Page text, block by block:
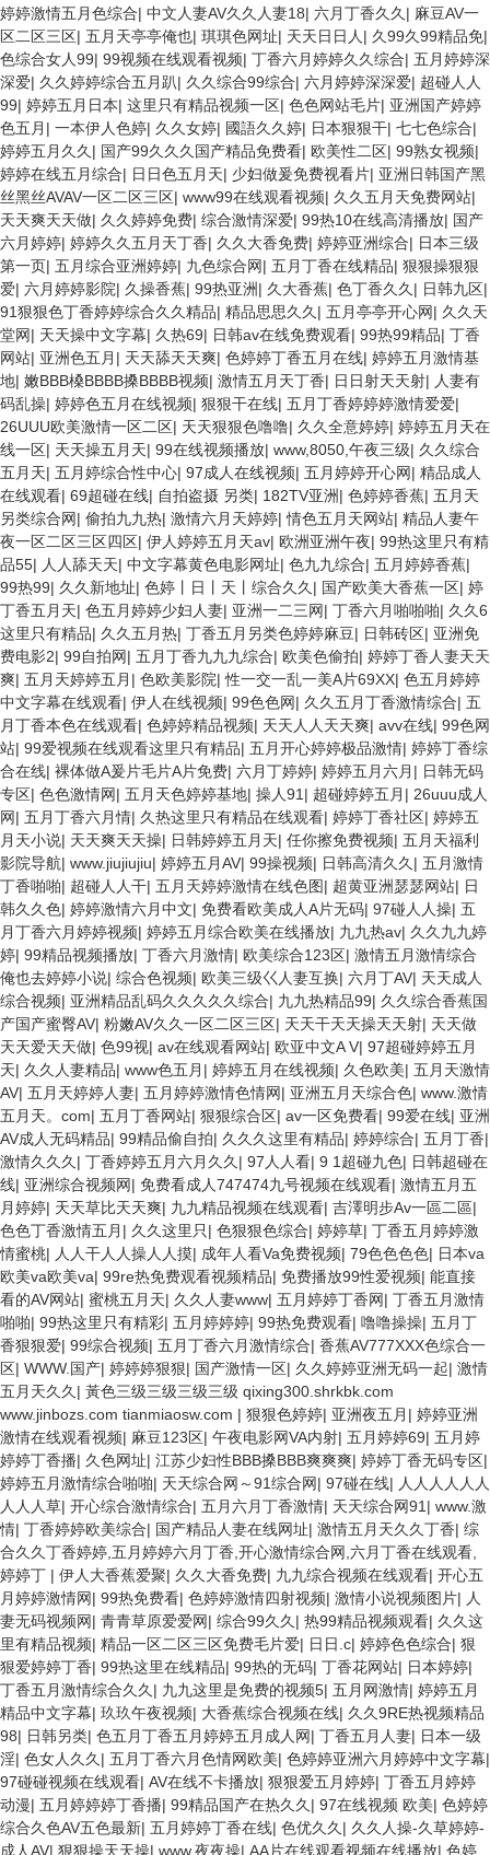
婷婷激情五月色综合| 中文人妻AV久久人妻18| 六月丁香久久 | 麻豆AV一
区二区三区| 五月天亭亭俺也| 琪琪色网址| 天天日日人 | 久99久99精品免|
色综合女人99| 99视频在线观看视频| 丁香六月婷婷久久综合| 五月婷婷深
深爱| 久久婷婷综合五月趴| 久久综合99综合| 六月婷婷深深爱| 超碰人人
99| 婷婷五月日本| 这里只有精品视频一区| 色色网站毛片| 亚洲国产婷婷
色五月 | 一本伊人色婷| 久久女婷| 國語久久婷| 日本狠狠干| 七七色综合|
婷婷五月久久 | 国产99久久久国产精品免费看| 欧美性二区| 99熟女视频|
婷婷在线五月综合| 日日色五月天| 少妇做爰免费视看片| 亚洲日韩国产黑
丝黑丝AVAV一区二区三区| www99在线观看视频| 久久五月天免费网站|
天天爽天天做| 久久婷婷免费| 综合激情深爱| 99热10在线高清播放| 国产
六月婷婷| 婷婷久久五月天丁香| 久久大香免费| 婷婷亚洲综合| 日本三级
第一页| 五月综合亚洲婷婷| 九色综合网| 五月丁香在线精品| 狠狠操狠狠
爱| 六月婷婷影院| 久操香蕉| 99热亚洲| 久大香蕉| 色丁香久久 | 日韩九区|
91狠狠色丁香婷婷综合久久精品| 精品思思久久 | 五月亭亭开心网| 久久天
堂网| 天天操中文字幕| 久热69| 日韩av在线免费观看| 99热99精品| 丁香
网站| 亚洲色五月 | 天天舔天天爽| 色婷婷丁香五月在线| 婷婷五月激情基
地| 嫩BBB槡BBBB搡BBBB视频| 激情五月天丁香| 日日射天天射| 人妻有
码乱操| 婷婷色五月在线视频| 狠狠干在线| 五月丁香婷婷婷激情爱爱|
26UUU欧美激情一区二区| 天天狠狠色噜噜| 久久全意婷婷| 婷婷五月天在
线一区| 天天操五月天| 99在线视频播放| www,8050,午夜三级| 久久综合
五月天| 五月婷综合性中心| 97成人在线视频| 五月婷婷开心网| 精品成人
在线观看| 69超碰在线| 自拍盗摄 另类| 182TV亚洲| 色婷婷香蕉| 五月天
另类综合网| 偷拍九九热| 激情六月天婷婷|情色五月天网站| 精品人妻午
夜一区二区三区四区| 伊人婷婷五月天av| 欧洲亚洲午夜| 99热这里只有精
品55| 人人舔天天| 中文字幕黄色电影网址| 色九九综合| 五月婷婷香蕉|
99热99| 久久新地址| 色婷丨日丨天丨综合久久 | 国产欧美大香蕉一区| 婷
丁香五月天| 色五月婷婷少妇人妻| 亚洲一二三网| 丁香六月啪啪啪| 久久6
这里只有精品| 久久五月热| 丁香五月另类色婷婷麻豆| 日韩砖区| 亚洲免
费电影2| 99自拍网| 五月丁香九九九综合| 欧美色偷拍| 婷婷丁香人妻天天
爽| 五月天婷婷五月 | 色欧美影院|性一交一乱一美A片69XX| 色五月婷婷
中文字幕在线观看| 伊人在线视频| 99色色网| 久久五月丁香激情综合| 五
月丁香本色在线观看| 色婷婷精品视频| 天天人人天天爽| avv在线| 99色网
站| 99爱视频在线观看这里只有精品| 五月开心婷婷极品激情| 婷婷丁香综
合在线| 裸体做A爰片毛片A片免费| 六月丁婷婷| 婷婷五月六月 | 日韩无码
专区| 色色激情网| 五月天色婷婷基地| 操人91 | 超碰婷婷五月 | 26uuu成人
网| 五月丁香六月情| 久热这里只有精品在线观看| 婷婷丁香社区| 婷婷五
月天小说| 天天爽天天操| 日韩婷婷五月天| 任你擦免费视频| 五月天福利
影院导航| www.jiujiujiu| 婷婷五月AV| 99操视频| 日韩高清久久 | 五月激情
丁香啪啪| 超碰人人干| 五月天婷婷激情在线色图| 超黄亚洲瑟瑟网站| 日
韩久久色| 婷婷激情六月中文| 免费看欧美成人A片无码| 97碰人人操| 五
月丁香六月婷婷视频| 婷婷五月综合欧美在线播放| 九九热av| 久久九九婷
婷| 99精品视频播放| 丁香六月激情| 欧美综合123区| 激情五月激情综合
俺也去婷婷小说| 综合色视频| 欧美三级巜人妻互换| 六月丁AV| 天天成人
综合视频| 亚洲精品乱码久久久久久综合| 九九热精品99| 久久综合香蕉国
产国产蜜臀AV| 粉嫩AV久久一区二区三区| 天天干天天操天天射| 天天做
天天爱天天做| 色99视| av在线观看网站| 欧亚中文A V| 97超碰婷婷五月
天| 久久人妻精品| www色五月 | 婷婷五月在线视频| 久色欧美| 五月天激情
AV| 五月天婷婷人妻| 五月婷婷激情色情网| 亚洲五月天综合色| www.激情
五月天。com| 五月丁香网站| 狠狠综合区| av一区免费看| 99爱在线| 亚洲
AV成人无码精品| 99精品偷自拍| 久久久这里有精品| 婷婷综合| 五月丁香|
激情久久久 | 丁香婷婷五月六月久久 | 97人人看| 9 1超碰九色| 日韩超碰在
线| 亚洲综合视频网| 免费看成人747474九号视频在线观看| 激情五月五
月婷婷| 天天草比天天爽| 九九精品视频在线观看| 吉澤明步Av一區二區|
色色丁香激情五月 | 久久这里只 | 色狠狠色综合| 婷婷草| 丁香五月婷婷激
情蜜桃| 人人干人人操人人摸| 成年人看Va免费视频| 79色色色色| 日本va
欧美va欧美va| 99re热免费观看视频精品| 免费播放99性爱视频| 能直接
看的AV网站| 蜜桃五月天| 久久人妻www| 五月婷婷丁香网| 丁香五月激情
啪啪| 99热这里只有精彩| 五月婷婷婷| 99热免费观看| 噜噜操操| 五月丁
香狠狠爱| 99综合视频| 五月丁香六月激情综合| 香蕉AV777XXX色综合一
区| WWW.国产| 婷婷婷狠狠| 国产激情一区| 久久婷婷亚洲无码一起| 激情
五月天久久 | 黃色三级三级三级三级 qixing300.shrkbk.com
www.jinbozs.com tianmiaosw.com | 狠狠色婷婷| 亚洲夜五月 | 婷婷亚洲
激情在线观看视频| 麻豆123区| 午夜电影网VA内射| 五月婷婷69| 五月婷
婷婷丁香播| 久色网址| 江苏少妇性BBB搡BBB爽爽爽| 婷婷丁香无码专区|
婷婷五月激情综合啪啪| 天天综合网～91综合网| 97碰在线| 人人人人人人
人人人草| 开心综合激情综合| 五月六月丁香激情| 天天综合网91 | www.激
情| 丁香婷婷欧美综合| 国产精品人妻在线网址| 激情五月天久久丁香| 综
合久久丁香婷婷,五月婷婷六月丁香,开心激情综合网,六月丁香在线观看,
婷婷丁 | 伊人大香蕉爱聚| 久久大香免费| 九九综合视频在线观看| 开心五
月婷婷激情网| 99热免费看| 色婷婷激情四射视频| 激情小说视频图片| 人
妻无码视频网| 青青草原爱爱网| 综合99久久 | 热99精品视频观看| 久久这
里有精品视频| 精品一区二区三区免费毛片爱| 日日.c| 婷婷色色综合| 狠
狠爱婷婷丁香| 99热这里在线精品| 99热的无码| 丁香花网站| 日本婷婷|
丁香五月激情综合久久 | 九九这里是免费的视频5| 五月网激情| 婷婷五月
精品中文字幕| 玖玖午夜视频| 大香蕉综合视频在线| 久久9RE热视频精品
98| 日韩另类| 色五月丁香五月婷婷五月成人网| 丁香五月人妻| 日本一级
淫| 色女人久久 | 五月丁香六月色情网欧美| 色婷婷亚洲六月婷婷中文字幕|
97碰碰视频在线观看| AV在线不卡播放| 狠狠爱五月婷婷| 丁香五月婷婷
动漫| 五月婷婷婷丁香播| 99精品国产在热久久 | 97在线视频 欧美| 色婷婷
综合久色AV五色最新| 五月婷婷丁香在线| 色优久久 | 久久人操-久草婷婷-
成人AV| 狠狠操天天操| www.夜夜操| AA片在线观看视频在线播放| 色婷